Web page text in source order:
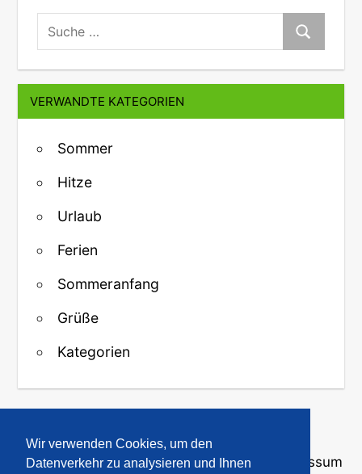
Wir verwenden Cookies, um den
Datenverkehr zu analysieren und Ihnen
suche:
Suche
VERWANDTE KATEGORIEN
Sommer
Hitze
Urlaub
Ferien
Sommeranfang
Grüße
Kategorien
↑ Zurück zum Anfang
Über uns·Kontakt·Datenschutz Impressum